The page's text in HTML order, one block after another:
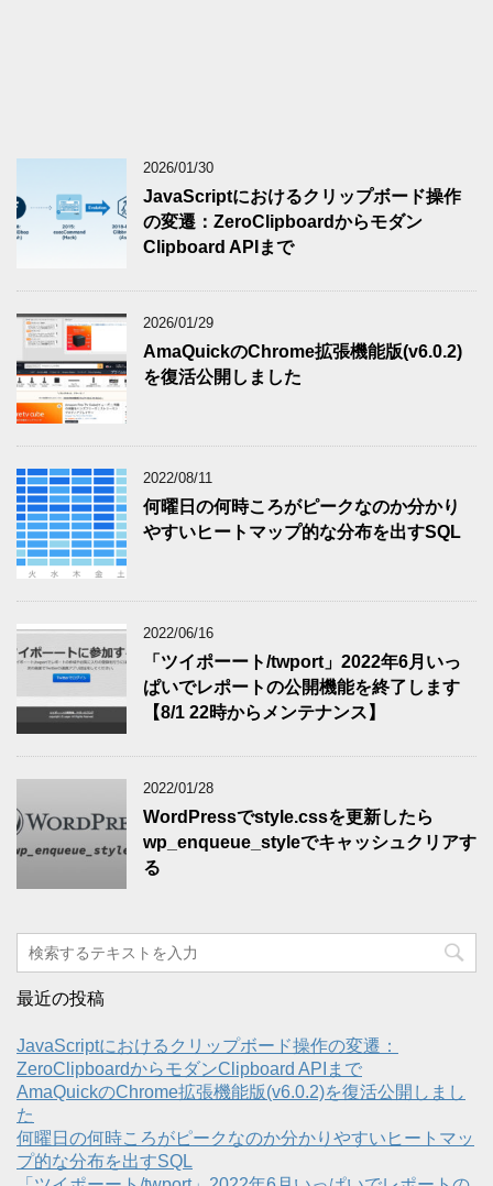
2026/01/30
JavaScriptにおけるクリップボード操作
の変遷：ZeroClipboardからモダン
Clipboard APIまで
2026/01/29
AmaQuickのChrome拡張機能版(v6.0.2)
を復活公開しました
2022/08/11
何曜日の何時ころがピークなのか分かり
やすいヒートマップ的な分布を出すSQL
2022/06/16
「ツイポーート/twport」2022年6月いっ
ぱいでレポートの公開機能を終了します
【8/1 22時からメンテナンス】
2022/01/28
WordPressでstyle.cssを更新したら
wp_enqueue_styleでキャッシュクリアす
る
最近の投稿
JavaScriptにおけるクリップボード操作の変遷：
ZeroClipboardからモダンClipboard APIまで
AmaQuickのChrome拡張機能版(v6.0.2)を復活公開しまし
た
何曜日の何時ころがピークなのか分かりやすいヒートマッ
プ的な分布を出すSQL